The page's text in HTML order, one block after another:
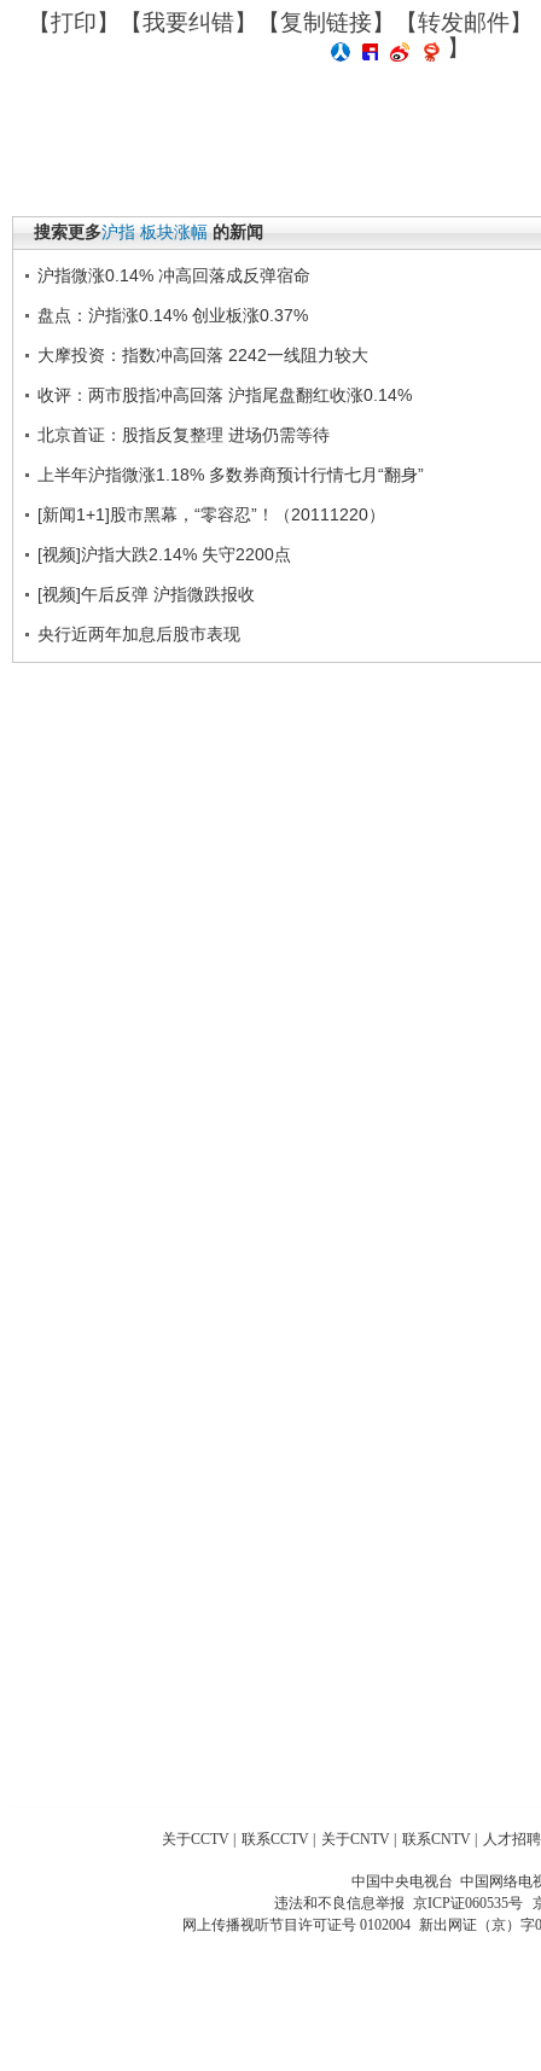
【打印】【我要纠错】【复制链接】【转发邮件】
】
搜索更多沪指 板块涨幅 的新闻
沪指微涨0.14% 冲高回落成反弹宿命
盘点：沪指涨0.14% 创业板涨0.37%
大摩投资：指数冲高回落 2242一线阻力较大
收评：两市股指冲高回落 沪指尾盘翻红收涨0.14%
北京首证：股指反复整理 进场仍需等待
上半年沪指微涨1.18% 多数券商预计行情七月“翻身”
[新闻1+1]股市黑幕，“零容忍”！（20111220）
[视频]沪指大跌2.14% 失守2200点
[视频]午后反弹 沪指微跌报收
央行近两年加息后股市表现
关于CCTV 联系CCTV 关于CNTV 联系CNTV 人才招聘
中国中央电视台 中国网络电
违法和不良信息举报 京ICP证060535号
网上传播视听节目许可证号 0102004 新出网证（京）